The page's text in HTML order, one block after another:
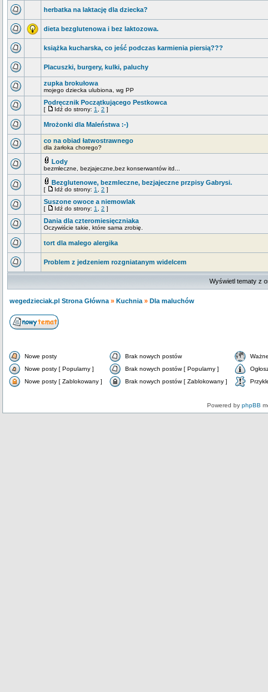
herbatka na laktację dla dziecka?
dieta bezglutenowa i bez laktozowa.
książka kucharska, co jeść podczas karmienia piersią???
Placuszki, burgery, kulki, paluchy
zupka brokułowa
mojego dziecka ulubiona, wg PP
Podręcznik Początkującego Pestkowca
[ Idź do strony: 1 2 ]
Mrożonki dla Maleństwa :-)
co na obiad łatwostrawnego
dla żarłoka chorego?
Lody
bezmleczne, bezjajeczne,bez konserwantów itd...
Bezglutenowe, bezmleczne, bezjajeczne przpisy Gabrysi.
[ Idź do strony: 1 2 ]
Suszone owoce a niemowlak
[ Idź do strony: 1 2 ]
Dania dla czteromiesięczniaka
Oczywiście takie, które sama zrobię.
tort dla malego alergika
Problem z jedzeniem rozgniatanym widelcem
Wyświetl tematy z
wegedzieciak.pl Strona Główna » Kuchnia » Dla maluchów
Nowe posty Brak nowych postów
Nowe posty [ Popularny ]
Brak nowych postów [ Popularny ]
Nowe posty [ Zablokowany ]
Brak nowych postów [ Zablokowany ]
Powered by phpBB